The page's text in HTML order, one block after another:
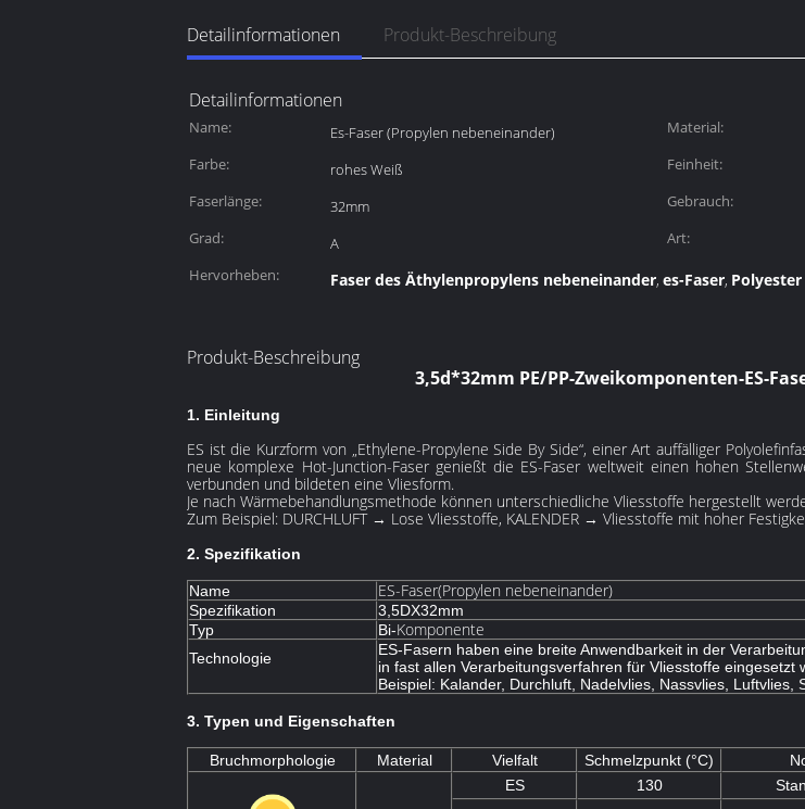
Detailinformationen Produkt-Beschreibung
Detailinformationen
Name: Es-Faser (Propylen nebeneinander) Material:
Farbe:
rohes Weiß Feinheit:
Faserlänge:
32mm Gebrauch:
Grad:
A Art:
Hervorheben:
Faser des Äthylenpropylens nebeneinander, es-Faser,
Produkt-Beschreibung
3,5d*32mm PE/PP-Zweikomponenten-ES-
1. Einleitung
ES ist die Kurzform von „Ethylene-Propylene Side By Side“, einer Art auffälliger
neue komplexe Hot-Junction-Faser genießt die ES-Faser weltweit einen hohen
verbunden und bildeten eine Vliesform.
Je nach Wärmebehandlungsmethode können unterschiedliche Vliesstoffe hergestellt
Zum Beispiel: DURCHLUFT → Lose Vliesstoffe, KALENDER → Vliesstoffe mit hoher
2. Spezifikation
Name ES-Faser(Propylen nebeneinander)
Spezifikation
3,5DX32mm
Typ
Bi-Komponente
Technologie
ES-Fasern haben eine breite Anwendbarkeit in der
in fast allen Verarbeitungsverfahren für Vliesstoffe eingesetzt
Beispiel: Kalander, Durchluft, Nadelvlies, Nassvlies, Luftvlies,
3. Typen und Eigenschaften
Bruchmorphologie Material Vielfalt Schmelzpunkt (°C)
ES 130